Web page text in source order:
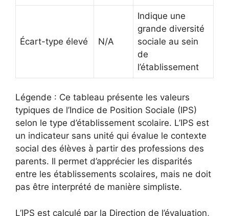
Écart-type élevé N/A
Indique une
grande diversité
sociale au sein
de
l’établissement
Légende : Ce tableau présente les valeurs
typiques de l’Indice de Position Sociale (IPS)
selon le type d’établissement scolaire. L’IPS est
un indicateur sans unité qui évalue le contexte
social des élèves à partir des professions des
parents. Il permet d’apprécier les disparités
entre les établissements scolaires, mais ne doit
pas être interprété de manière simpliste.
L’IPS est calculé par la Direction de l’évaluation,